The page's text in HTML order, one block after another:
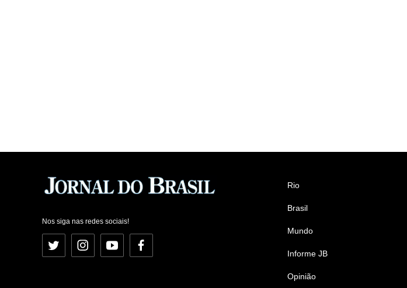
Nos siga nas redes sociais!
Twitter InstagramYouTubeFacebook
Rio
Brasil
Mundo
Informe JB
Opinião